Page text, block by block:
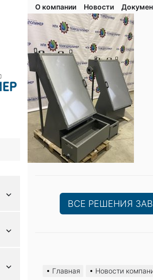
ВСЕ РЕШЕНИЯ
Показывать
Показывать
Показывать
Главная Новости
О компании Новости